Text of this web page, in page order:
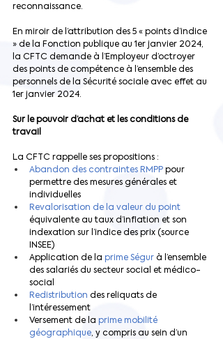
reconnaissance.
En miroir de l’attribution des 5 « points d’indice
» de la Fonction publique au 1er janvier 2024,
la CFTC demande à l’Employeur d’octroyer
des points de compétence à l’ensemble des
personnels de la Sécurité sociale avec effet au
1er janvier 2024.
Sur le pouvoir d’achat et les conditions de
travail
La CFTC rappelle ses propositions :
Abandon des contraintes RMPP pour
permettre des mesures générales et
individuelles
Revalorisation de la valeur du point
équivalente au taux d’inflation et son
indexation sur l’indice des prix (source
INSEE)
Application de la prime Ségur à l’ensemble
des salariés du secteur social et médico-
social
Redistribution des reliquats de
l’intéressement
Versement de la prime mobilité
géographique, y compris au sein d’un